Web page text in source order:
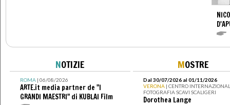
NOTIZIE
ROMA| 06/08/2026
ARTE.it media partner de "I
GRANDI MAESTRI" di KUBLAI Film
MOSTRE
Dal 30/07/2026 al 01/11/2026
VERONA | CENTRO
FOTOGRAFIA SCAVI SCALIGERI
Dorothea Lange